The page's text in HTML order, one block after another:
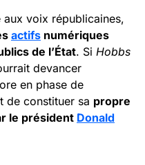
voix républicaines,
actifs numériques
de l’État. Si Hobbs
devancer
en phase de
de constituer sa propre
le président Donald